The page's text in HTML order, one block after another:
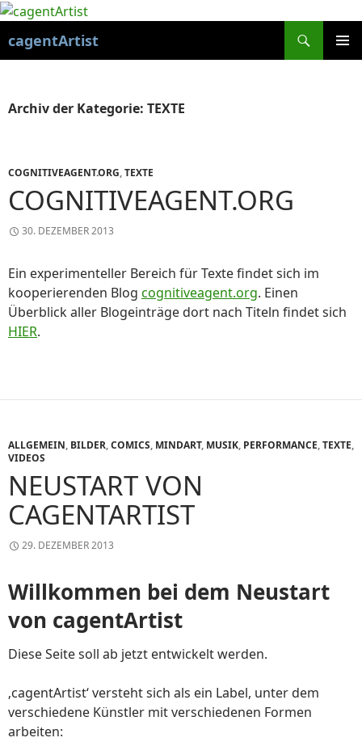
cagentArtist
ZUM
Archiv der Kategorie: TEXTE
COGNITIVEAGENT.ORG,TEXTE
COGNITIVEAGENT.ORG
30. DEZEMBER 2013
Ein experimenteller Bereich für Texte findet sich im
kooperierenden Blog cognitiveagent.org. Einen
Überblick aller Blogeinträge dort nach Titeln findet sich
HIER.
ALLGEMEIN, BILDER,COMICS, MINDART, MUSIK, PERFORMANCE,TEXTE,
VIDEOS
NEUSTART VON
CAGENTARTIST
29. DEZEMBER 2013
Willkommen bei dem Neustart
von cagentArtist
Diese Seite soll ab jetzt entwickelt werden.
‚cagentArtist‘ versteht sich als ein Label, unter dem
verschiedene Künstler mit verschiedenen Formen
arbeiten: